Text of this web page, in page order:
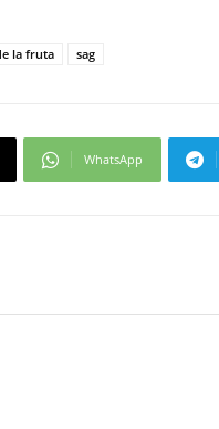
la fruta sag
WhatsApp